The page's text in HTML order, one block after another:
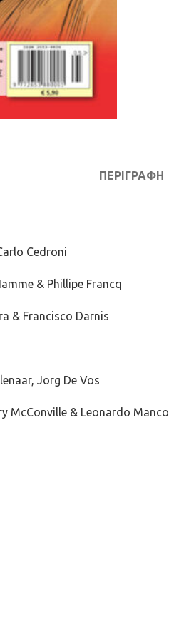
ΠΕΡΙΓΡΑΦΉ
Cedroni
& Phillipe Francq
& Francisco Darnis
Jorg De Vos
McConville & Leonardo Manco